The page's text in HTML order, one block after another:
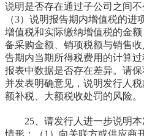
说明是否存在通过子公司之间不
（3）说明报告期内增值税的
增值税和实际缴纳增值税的金
备采购金额、销项税额与销售
告期内当期所得税费用的计算
报表中数据是否存在差异。请
并发表明确意见，说明发行人
额补税、大额税收处罚的风险。
25、请发行人进一步说明本
情形：（1）向关联方或供应商